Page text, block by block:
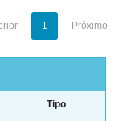
1 Próximo
Tipo